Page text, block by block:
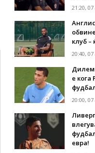
21:20, 07
клуб –
20:40, 07
е кога
20:00, 07
евра!